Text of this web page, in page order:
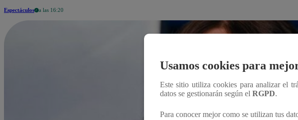
Espectáculos a las 16:20
Usamos cookies para
Este sitio utiliza cookies para analizar el
datos se gestionarán según el RGPD.
Para conocer mejor como se utilizan tus